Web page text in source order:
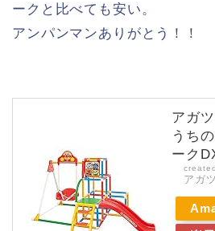
ークと比べても安い。
アンパンマンありがとう！！
アガ
うち
ーク
アガ